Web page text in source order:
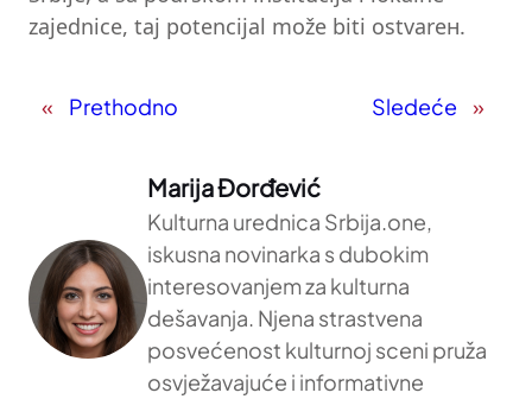
zajednice, taj potencijal može biti ostvarен.
« Prethodno Sledeće »
Marija Đorđević
Kulturna urednica Srbija.one,
iskusna novinarka s dubokim
interesovanjem za kulturna
dešavanja. Njena strastvena
posvećenost kulturnoj sceni pruža
osvježavajuće i informativne